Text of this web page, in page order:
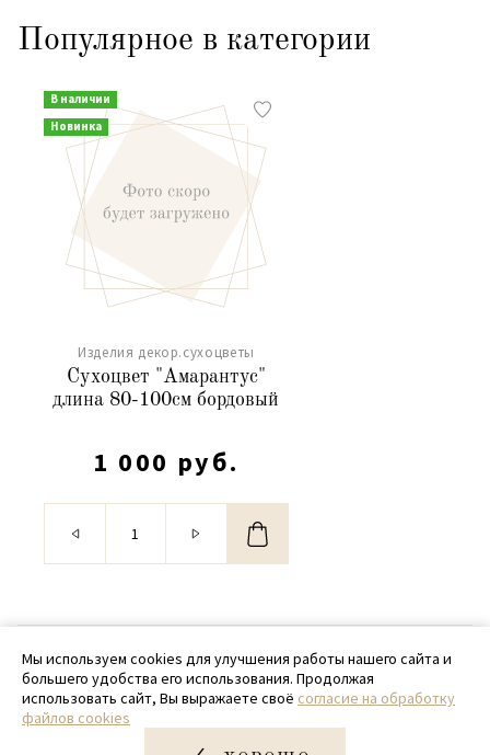
Популярное в категории
В наличии
Новинка
Изделия декор.сухоцветы
Сухоцвет "Амарантус"
длина 80-100см бордовый
1 000 руб.
© 2020 - 2026 SamPack
+ 7 (918) 699-97-87
zakaz@sampack.store
Мы используем cookies для улучшения работы нашего сайта и
большего удобства его использования. Продолжая
использовать сайт, Вы выражаете своё согласие на обработку
файлов cookies